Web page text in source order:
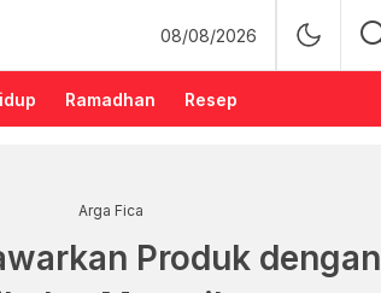
08/08/2026
Ramadhan Resep
Arga Fica
Produk dengan